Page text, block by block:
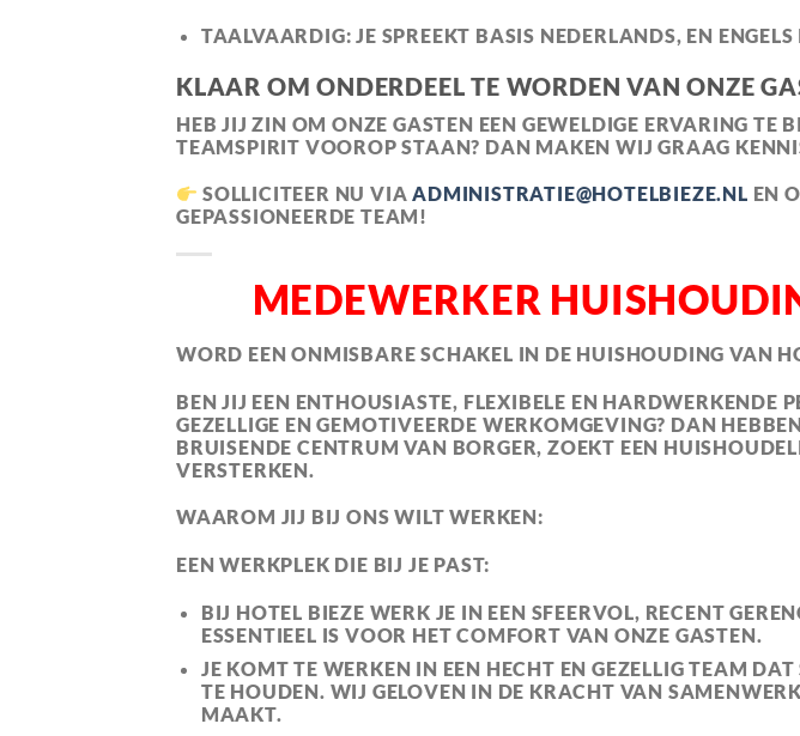
TAALVAARDIG: JE SPREEKT BASIS NEDERLANDS, EN ENGELS
KLAAR OM ONDERDEEL TE WORDEN VAN ONZE
HEB JIJ ZIN OM ONZE GASTEN EEN GEWELDIGE ERVARING TE
TEAMSPIRIT VOOROP STAAN? DAN MAKEN WIJ GRAAG
SOLLICITEER NUVIAADMINISTRATIE@HOTELBIEZE.NL EN
GEPASSIONEERDE TEAM!
MEDEWERKER
WORD EEN ONMISBARE SCHAKEL IN DE HUISHOUDING VAN
BEN JIJ EEN ENTHOUSIASTE, FLEXIBELE EN HARDWERKENDE
GEZELLIGE EN GEMOTIVEERDE WERKOMGEVING? DAN
BRUISENDE CENTRUM VAN BORGER, ZOEKT EEN
VERSTERKEN.
WAAROM JIJ BIJ ONS WILT WERKEN:
EEN WERKPLEK DIE BIJ JE PAST:
BIJ HOTEL BIEZE WERK JE IN EEN SFEERVOL, RECENT
ESSENTIEEL IS VOOR HET COMFORT VAN ONZE GASTEN.
JE KOMT TE WERKEN IN EEN HECHT EN GEZELLIG TEAM DAT
TE HOUDEN. WIJ GELOVEN IN DE KRACHT VAN
MAAKT.